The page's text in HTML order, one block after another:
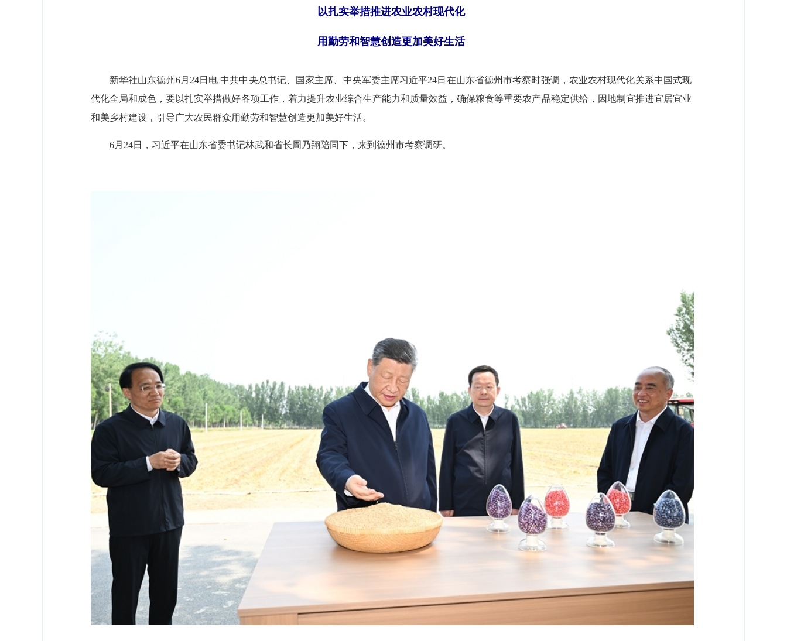
以扎实举措推进农业农村现代化
用勤劳和智慧创造更加美好生活
新华社山东德州6月24日电 中共中央总书记、国家主席、中央军委主席习近平24日在山东省德州市考察时强调，农业农村现代化关系中国式现
代化全局和成色，要以扎实举措做好各项工作，着力提升农业综合生产能力和质量效益，确保粮食等重要农产品稳定供给，因地制宜推进宜居宜业
和美乡村建设，引导广大农民群众用勤劳和智慧创造更加美好生活。
6月24日，习近平在山东省委书记林武和省长周乃翔陪同下，来到德州市考察调研。